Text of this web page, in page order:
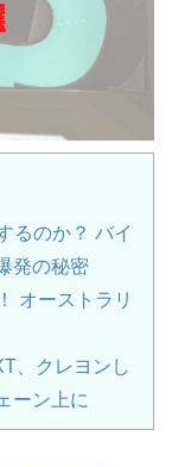
るのか？ バイ
発の秘密
オーストラリ
、クレヨンし
ーン上に